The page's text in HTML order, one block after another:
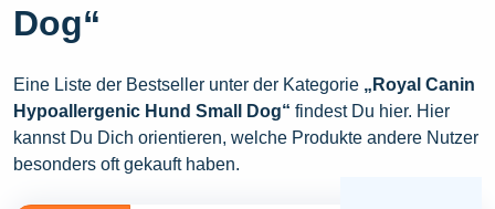
Dog“
Eine Liste der Bestseller unter der Kategorie „Royal Canin
Hypoallergenic Hund Small Dog“ findest Du hier. Hier
kannst Du Dich orientieren, welche Produkte andere Nutzer
besonders oft gekauft haben.